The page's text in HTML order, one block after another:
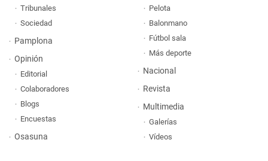
Tribunales
Sociedad
Pamplona
Opinión
Editorial
Colaboradores
Blogs
Encuestas
Osasuna
Pelota
Balonmano
Fútbol sala
Más deporte
Nacional
Revista
Multimedia
Galerías
Vídeos